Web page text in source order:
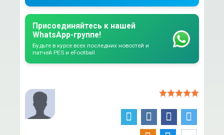
Присоединяйтесь к нашей
WhatsApp-группе!
Будьте в курсе всех последних новостей и
патчей PES и eFootball